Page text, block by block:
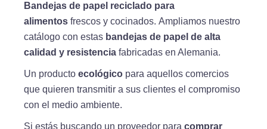
Bandejas de papel reciclado para
alimentos frescos y cocinados. Ampliamos nuestro
catálogo con estas bandejas de papel de alta
calidad y resistencia fabricadas en Alemania.
Un producto ecológico para aquellos comercios
que quieren transmitir a sus clientes el compromiso
con el medio ambiente.
Si estás buscando un proveedor para comprar